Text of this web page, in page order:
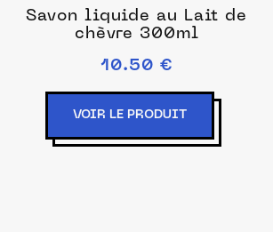
Savon liquide au Lait de
chèvre 300ml
10.50 €
VOIR LE PRODUIT